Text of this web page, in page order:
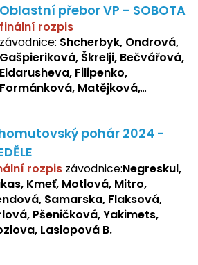
Oblastní přebor VP - SOBOTA
finální rozpis
závodnice: Shcherbyk, Ondrová,
Gašpieriková, Škrelji, Bečvářová,
Eldarusheva, Filipenko,
Formánková, Matějková,
Sochorová, Repetska, Lukas,
Negreskul, Mitro
pohár 2024 -
rozpis závodnice:Negreskul,
Kmeť, Motlová, Mitro,
Samarska, Flaksová,
Pšeničková, Yakimets,
Laslopová B.